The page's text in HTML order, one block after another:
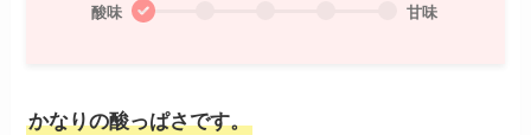
酸味 甘味
かなりの酸っぱさです。